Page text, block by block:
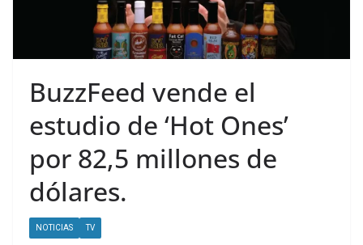
BuzzFeed vende el
estudio de ‘Hot Ones’
por 82,5 millones de
dólares.
NOTICIAS TV